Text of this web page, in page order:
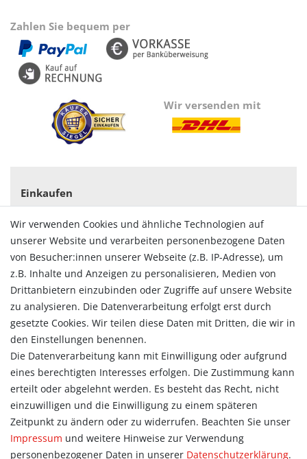
Zahlen Sie bequem per
Wir versenden mit
Einkaufen
Zahlungsarten
Versandarten & -kosten
Widerrufsrecht
Vertrag widerrufen
Konto
Login
Registrieren
Warenkorb
Zur Kasse
Allgemein
Kontakt
Datenschutzerklärung
AGB
Impressum
Wir verwenden Cookies und ähnliche Technologien auf
unserer Website und verarbeiten personenbezogene Daten
von Besucher:innen unserer Webseite (z.B. IP-Adresse), um
z.B. Inhalte und Anzeigen zu personalisieren, Medien von
Drittanbietern einzubinden oder Zugriffe auf unsere Website
zu analysieren. Die Datenverarbeitung erfolgt erst durch
gesetzte Cookies. Wir teilen diese Daten mit Dritten, die wir in
den Einstellungen benennen.
Die Datenverarbeitung kann mit Einwilligung oder aufgrund
eines berechtigten Interesses erfolgen. Die Zustimmung kann
erteilt oder abgelehnt werden. Es besteht das Recht, nicht
einzuwilligen und die Einwilligung zu einem späteren
Zeitpunkt zu ändern oder zu widerrufen. Beachten Sie unser
Impressum und weitere Hinweise zur Verwendung
personenbezogener Daten in unserer Daten­schutz­erklärung.